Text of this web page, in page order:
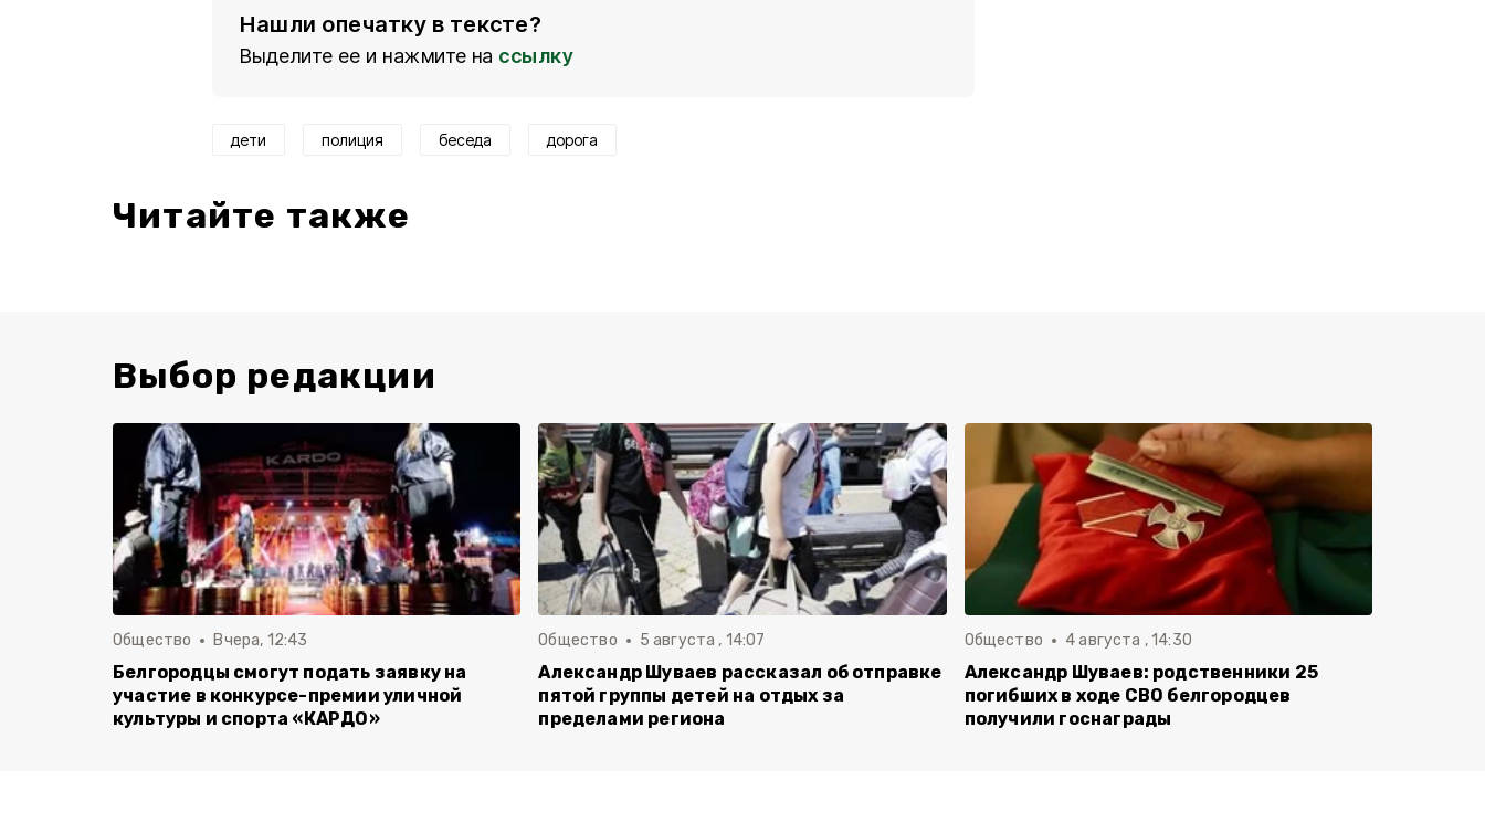
Нашли опечатку в тексте?
Выделите ее и нажмите на ссылку
дети полиция беседа дорога
Читайте также
Выбор редакции
Общество Вчера, 12:43
Белгородцы смогут подать заявку на
участие в конкурсе-премии уличной
культуры и спорта «КАРДО»
Общество 5 августа , 14:07
Александр Шуваев рассказал об отправке
пятой группы детей на отдых за
пределами региона
Общество 4 августа , 14:30
Александр Шуваев: родственники 25
погибших в ходе СВО белгородцев
получили госнаграды